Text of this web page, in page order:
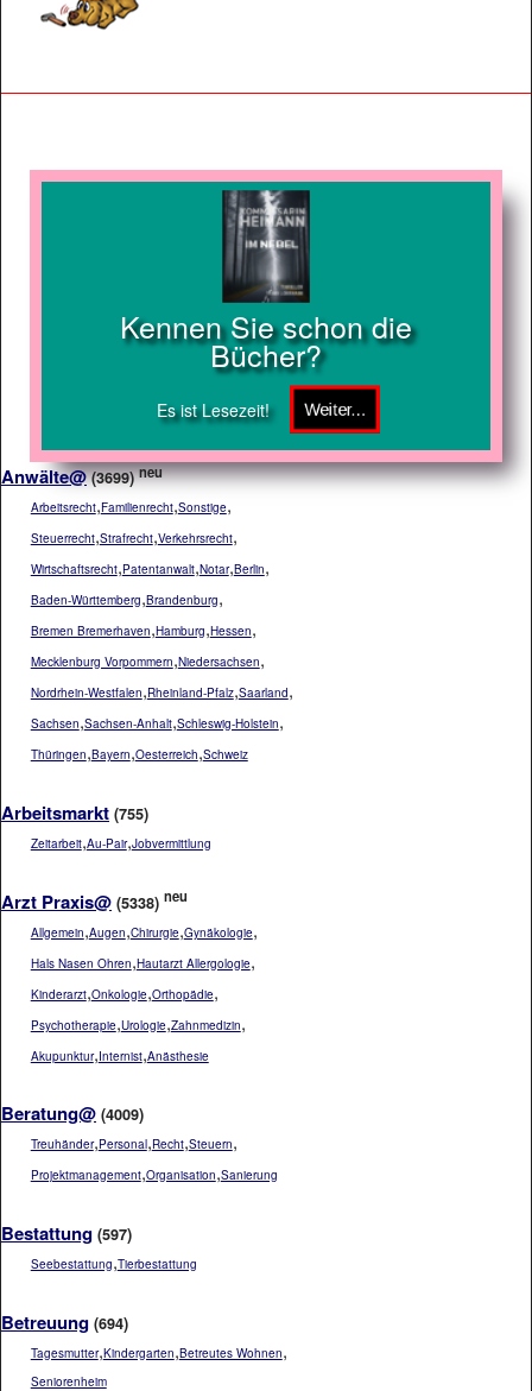
Kennen Sie schon die
Bücher?
Es ist Lesezeit!
Anwälte@ (3699) neu
Arbeitsrecht,Familienrecht,Sonstige,
Steuerrecht,Strafrecht,Verkehrsrecht,
Wirtschaftsrecht,Patentanwalt,Notar,Berlin,
Baden-Württemberg,Brandenburg,
Bremen Bremerhaven,Hamburg,Hessen,
Mecklenburg Vorpommern,Niedersachsen,
Nordrhein-Westfalen,Rheinland-Pfalz,Saarland,
Sachsen,Sachsen-Anhalt,Schleswig-Holstein,
Thüringen,Bayern,Oesterreich,Schweiz
Arbeitsmarkt (755)
Zeitarbeit,Au-Pair,Jobvermittlung
Arzt Praxis@ (5338) neu
Allgemein,Augen,Chirurgie,Gynäkologie,
Hals Nasen Ohren,Hautarzt Allergologie,
Kinderarzt,Onkologie,Orthopädie,
Psychotherapie,Urologie,Zahnmedizin,
Akupunktur,Internist,Anästhesie
Beratung@ (4009)
Treuhänder,Personal,Recht,Steuern,
Projektmanagement,Organisation,Sanierung
Bestattung (597)
Seebestattung,Tierbestattung
Betreuung (694)
Tagesmutter,Kindergarten,Betreutes Wohnen,
Seniorenheim